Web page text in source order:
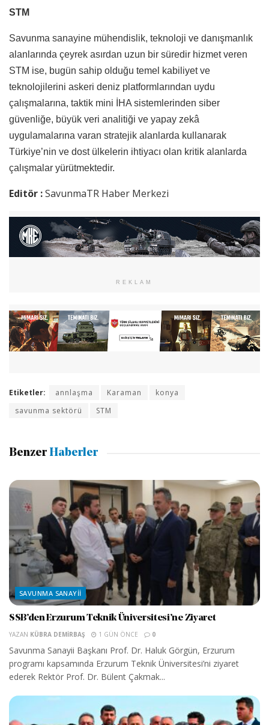
STM
Savunma sanayine mühendislik, teknoloji ve danışmanlık
alanlarında çeyrek asırdan uzun bir süredir hizmet veren
STM ise, bugün sahip olduğu temel kabiliyet ve
teknolojilerini askeri deniz platformlarından uydu
çalışmalarına, taktik mini İHA sistemlerinden siber
güvenliğe, büyük veri analitiği ve yapay zekâ
uygulamalarına varan stratejik alanlarda kullanarak
Türkiye’nin ve dost ülkelerin ihtiyacı olan kritik alanlarda
çalışmalar yürütmektedir.
Editör :SavunmaTR Haber Merkezi
REKLAM
Etiketler: annlaşma Karaman
konya
savunma sektörü
STM
Benzer Haberler
SAVUNMA SANAYII
SSB’den Erzurum Teknik Üniversitesi’ne Ziyaret
YAZAN KÜBRA DEMIRBAŞ 1 GÜN ÖNCE 0
Savunma Sanayii Başkanı Prof. Dr. Haluk Görgün, Erzurum
programı kapsamında Erzurum Teknik Üniversitesi’ni ziyaret
ederek Rektör Prof. Dr. Bülent Çakmak...